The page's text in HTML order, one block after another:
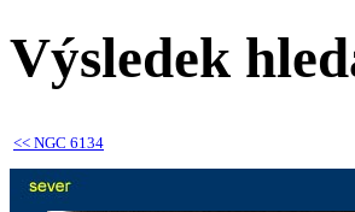
Výsledek
<< NGC 6134